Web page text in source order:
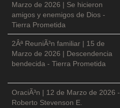
Marzo de 2026 | Se hicieron
amigos y enemigos de Dios -
Tierra Prometida
2Âª ReuniÃ³n familiar | 15 de
Marzo de 2026 | Descendencia
bendecida - Tierra Prometida
OraciÃ³n | 12 de Marzo de 2026 -
Roberto Stevenson E.